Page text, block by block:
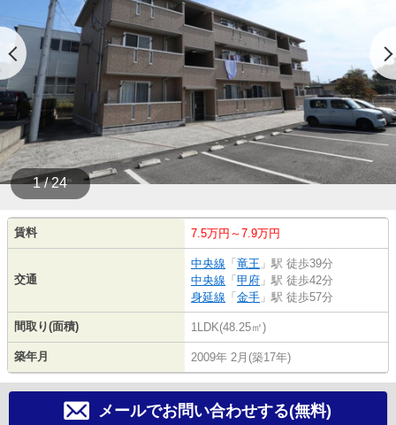
1 / 24
賃料 7.5万円～7.9万円
交通
中央線 「 竜王 」駅 徒歩39分
中央線 「 甲府 」駅 徒歩42分
身延線 「 金手 」駅 徒歩57分
間取り(面積) 1LDK(48.25㎡)
築年月 2009年 2月(築17年)
メールでお問い合わせする(無料)